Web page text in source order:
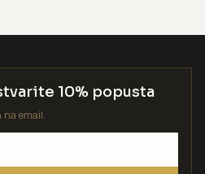
10% popusta
na email.